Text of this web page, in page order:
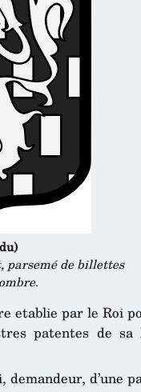
parsemé de billettes
.
etablie par le Roi
patentes de sa
d’une